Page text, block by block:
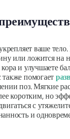
ваше тело.
или ложится на
и улучшаете
помогает
поз. Мягкие
коротким, но
с
и